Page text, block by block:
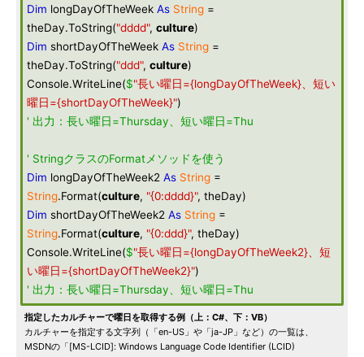
Dim longDayOfTheWeek As String =
theDay.ToString("dddd", culture)
Dim shortDayOfTheWeek As String =
theDay.ToString("ddd", culture)
Console.WriteLine($"長い曜日={longDayOfTheWeek}、短い
曜日={shortDayOfTheWeek}")
' 出力：長い曜日=Thursday、短い曜日=Thu
' StringクラスのFormatメソッドを使う
Dim longDayOfTheWeek2 As String =
String.Format(culture, "{0:dddd}", theDay)
Dim shortDayOfTheWeek2 As String =
String.Format(culture, "{0:ddd}", theDay)
Console.WriteLine($"長い曜日={longDayOfTheWeek2}、短
い曜日={shortDayOfTheWeek2}")
' 出力：長い曜日=Thursday、短い曜日=Thu
指定したカルチャーで曜日を取得する例（上：C#、下：VB）
カルチャーを指定する文字列（「en-US」や「ja-JP」など）の一覧は、
MSDNの「[MS-LCID]: Windows Language Code Identifier (LCID)